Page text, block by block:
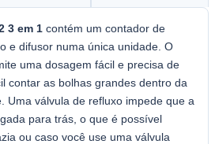
3 em 1 contém um contador de
e difusor numa única unidade. O
uma dosagem fácil e precisa de
contar as bolhas grandes dentro da
Uma válvula de refluxo impede que a
para trás, o que é possível
ou caso você use uma válvula